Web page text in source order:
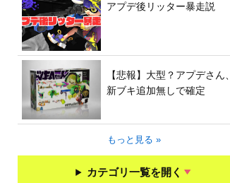
アプデ後リッター暴走説
【悲報】大型？アプデさん、
新ブキ追加無しで確定
もっと見る »
カテゴリ一覧を開く